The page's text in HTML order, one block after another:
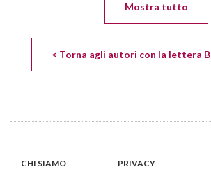
Mostra tutto
< Torna agli autori con la lettera B
CHI SIAMO
PRIVACY